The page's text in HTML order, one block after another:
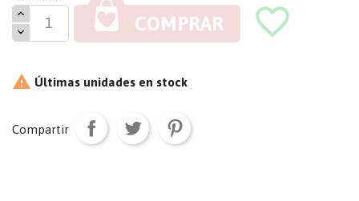
COMPRAR favorite_border
 Últimas unidades en stock
Compartir